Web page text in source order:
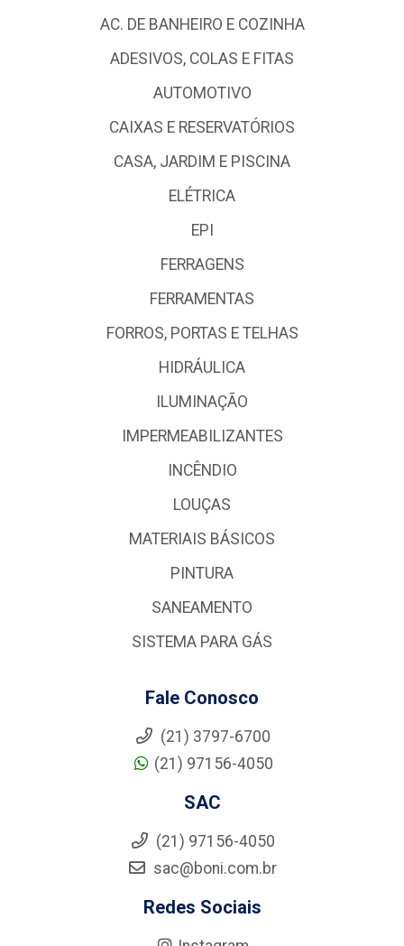
AC. DE BANHEIRO E COZINHA
ADESIVOS, COLAS E FITAS
AUTOMOTIVO
CAIXAS E RESERVATÓRIOS
CASA, JARDIM E PISCINA
ELÉTRICA
EPI
FERRAGENS
FERRAMENTAS
FORROS, PORTAS E TELHAS
HIDRÁULICA
ILUMINAÇÃO
IMPERMEABILIZANTES
INCÊNDIO
LOUÇAS
MATERIAIS BÁSICOS
PINTURA
SANEAMENTO
SISTEMA PARA GÁS
Fale Conosco
(21) 3797-6700
(21) 97156-4050
SAC
(21) 97156-4050
sac@boni.com.br
Redes Sociais